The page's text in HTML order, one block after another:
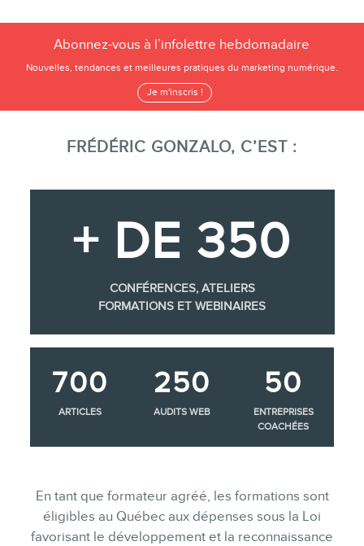
Abonnez-vous à l’infolettre hebdomadaire
Nouvelles, tendances et meilleures pratiques du marketing numérique.
Je m'inscris !
FRÉDÉRIC GONZALO, C’EST :
+ DE 350
CONFÉRENCES, ATELIERS
FORMATIONS ET WEBINAIRES
700
ARTICLES
250
AUDITS WEB
50
ENTREPRISES
COACHÉES
En tant que formateur agréé, les formations sont
éligibles au Québec aux dépenses sous la Loi
favorisant le développement et la reconnaissance